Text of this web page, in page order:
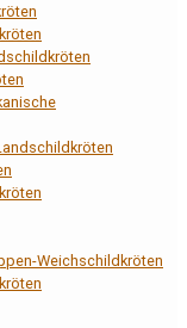
Weichschildkröten